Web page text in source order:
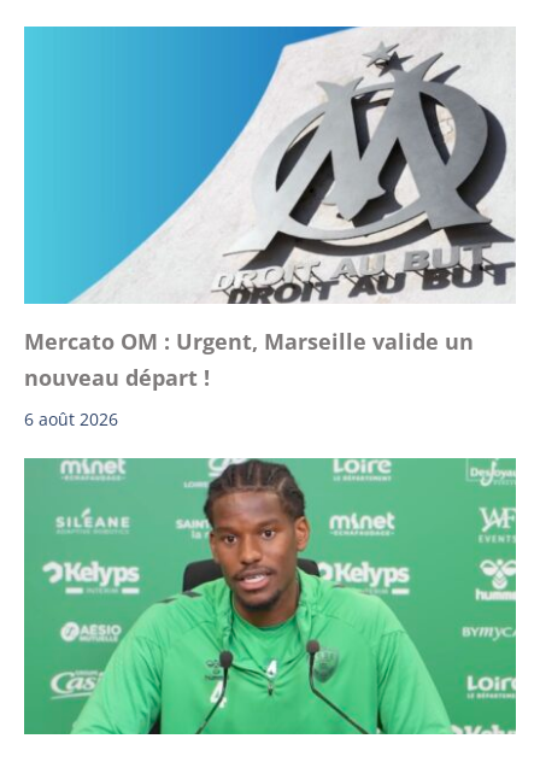
Mercato OM : Urgent, Marseille valide un
nouveau départ !
6 août 2026